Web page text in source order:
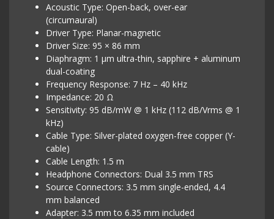
Acoustic Type: Open-back, over-ear
(circumaural)
Driver Type: Planar-magnetic
Driver Size: 95 × 86 mm
Diaphragm: 1 μm ultra-thin, sapphire + aluminum
dual-coating
Frequency Response: 7 Hz – 40 kHz
Impedance: 20 Ω
Sensitivity: 95 dB/mW @ 1 kHz (112 dB/Vrms @ 1
kHz)
Cable Type: Silver-plated oxygen-free copper (Y-
cable)
Cable Length: 1.5 m
Headphone Connectors: Dual 3.5 mm TRS
Source Connectors: 3.5 mm single-ended, 4.4
mm balanced
Adapter: 3.5 mm to 6.35 mm included